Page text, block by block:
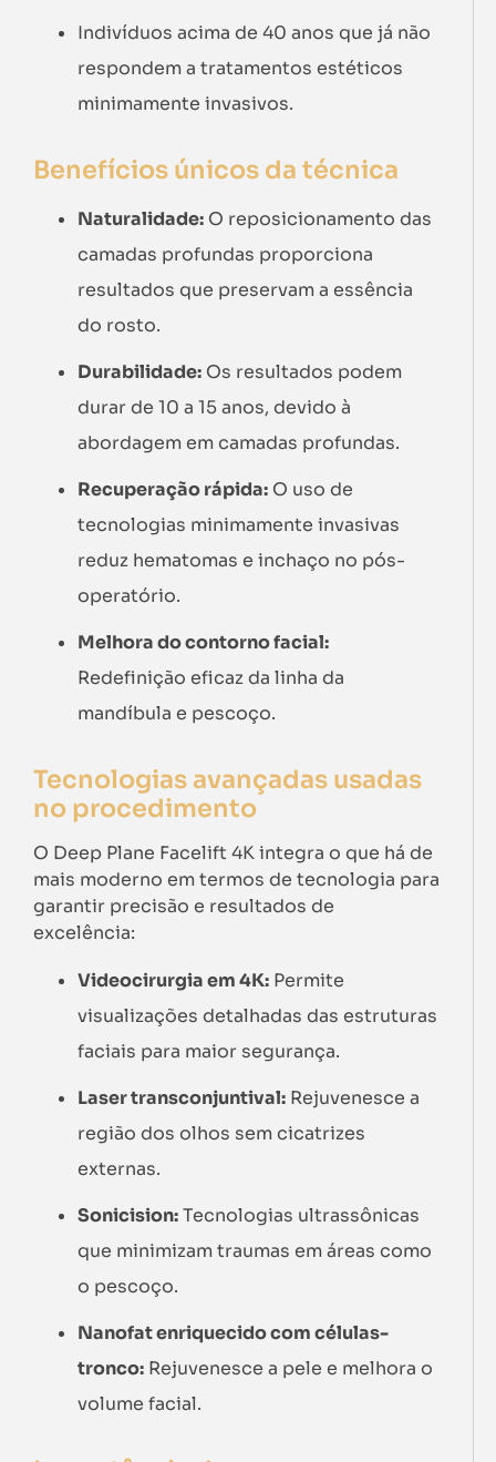
Indivíduos acima de 40 anos que já não
respondem a tratamentos estéticos
minimamente invasivos.
Benefícios únicos da técnica
Naturalidade: O reposicionamento das
camadas profundas proporciona
resultados que preservam a essência
do rosto.
Durabilidade: Os resultados podem
durar de 10 a 15 anos, devido à
abordagem em camadas profundas.
Recuperação rápida: O uso de
tecnologias minimamente invasivas
reduz hematomas e inchaço no pós-
operatório.
Melhora do contorno facial:
Redefinição eficaz da linha da
mandíbula e pescoço.
Tecnologias avançadas usadas
no procedimento
O Deep Plane Facelift 4K integra o que há de
mais moderno em termos de tecnologia para
garantir precisão e resultados de
excelência:
Videocirurgia em 4K: Permite
visualizações detalhadas das estruturas
faciais para maior segurança.
Laser transconjuntival: Rejuvenesce a
região dos olhos sem cicatrizes
externas.
Sonicision:Tecnologias ultrassônicas
que minimizam traumas em áreas como
o pescoço.
Nanofat enriquecido com células-
tronco: Rejuvenesce a pele e melhora o
volume facial.